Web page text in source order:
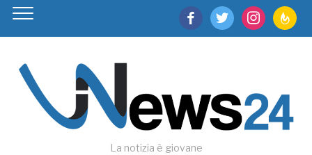
facebooktwitter instagram
La notizia è giovane